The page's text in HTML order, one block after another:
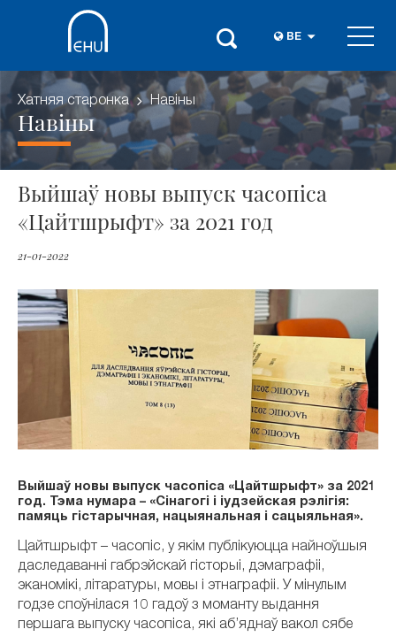
BE
Хатняя старонка Навіны
Навіны
Выйшаў новы выпуск часопіса
«Цайтшрыфт» за 2021 год
21-01-2022
Выйшаў новы выпуск часопіса «Цайтшрыфт» за 2021
год. Тэма нумара – «Сінагогі і іудзейская рэлігія:
памяць гістарычная, нацыянальная і сацыяльная».
Цайтшрыфт – часопіс, у якім публікуюцца найноўшыя
даследаванні габрэйскай гісторыі, дэмаграфіі,
эканомікі, літаратуры, мовы і этнаграфіі. У мінулым
годзе споўнілася 10 гадоў з моманту выдання
першага выпуску часопіса, які аб’яднаў вакол сябе